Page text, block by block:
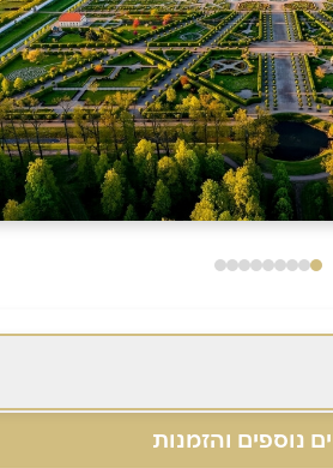
נוספים והזמנות